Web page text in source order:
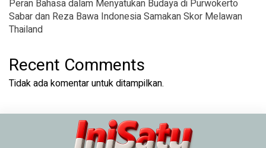
Peran Bahasa dalam Menyatukan Budaya di Purwokerto
Sabar dan Reza Bawa Indonesia Samakan Skor Melawan
Thailand
Recent Comments
Tidak ada komentar untuk ditampilkan.